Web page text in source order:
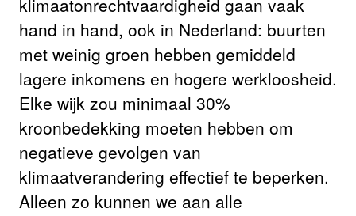
klimaatonrechtvaardigheid gaan vaak
hand in hand, ook in Nederland: buurten
met weinig groen hebben gemiddeld
lagere inkomens en hogere werkloosheid.
Elke wijk zou minimaal 30%
kroonbedekking moeten hebben om
negatieve gevolgen van
klimaatverandering effectief te beperken.
Alleen zo kunnen we aan alle